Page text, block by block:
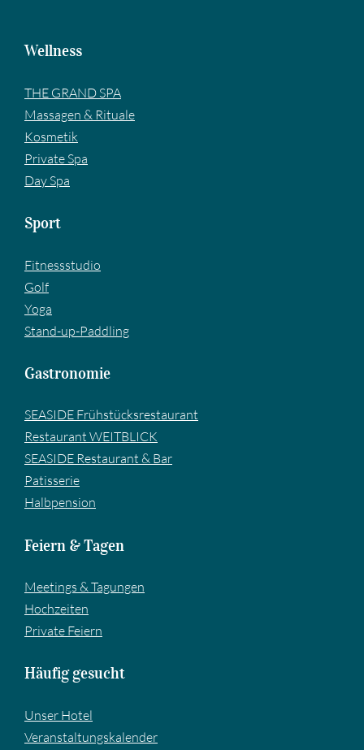
Wellness
THE GRAND SPA
Massagen & Rituale
Kosmetik
Private Spa
Day Spa
Sport
Fitnessstudio
Golf
Yoga
Stand-up-Paddling
Gastronomie
SEASIDE Frühstücksrestaurant
Restaurant WEITBLICK
SEASIDE Restaurant & Bar
Pa­tis­se­rie
Halbpension
Feiern & Tagen
Meetings & Tagungen
Hochzeiten
Private Feiern
Häufig gesucht
Unser Hotel
Veranstaltungskalender